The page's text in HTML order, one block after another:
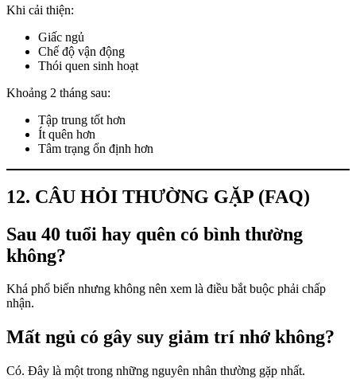
Khi cải thiện:
Giấc ngủ
Chế độ vận động
Thói quen sinh hoạt
Khoảng 2 tháng sau:
Tập trung tốt hơn
Ít quên hơn
Tâm trạng ổn định hơn
12. CÂU HỎI THƯỜNG GẶP (FAQ)
Sau 40 tuổi hay quên có bình thường
không?
Khá phổ biến nhưng không nên xem là điều bắt buộc phải chấp
nhận.
Mất ngủ có gây suy giảm trí nhớ không?
Có. Đây là một trong những nguyên nhân thường gặp nhất.